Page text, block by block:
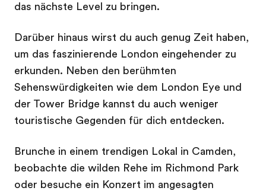
das nächste Level zu bringen.
Darüber hinaus wirst du auch genug Zeit haben,
um das faszinierende London eingehender zu
erkunden. Neben den berühmten
Sehenswürdigkeiten wie dem London Eye und
der Tower Bridge kannst du auch weniger
touristische Gegenden für dich entdecken.
Brunche in einem trendigen Lokal in Camden,
beobachte die wilden Rehe im Richmond Park
oder besuche ein Konzert im angesagten